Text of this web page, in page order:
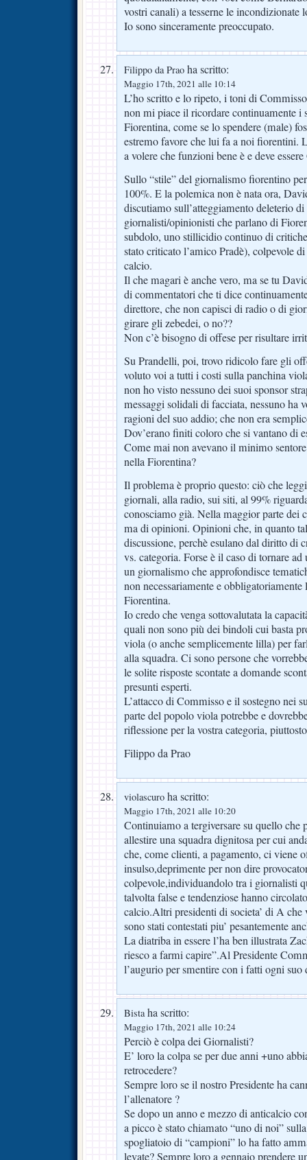
vostri canali) a tesserne le incondizionate
Io sono sinceramente preoccupato.
Filippo da Prao ha scritto:
Maggio 17th, 2021 alle 10:14
L’ho scritto e lo ripeto, i toni di
non mi piace il ricordare continuamente i
Fiorentina, come se lo spendere (male)
estremo favore che lui fa a noi fiorentini.
a volere che funzioni bene è e deve
Sullo “stile” del giornalismo fiorentino
100%. E la polemica non è nata ora,
discutiamo sull’atteggiamento deleterio
giornalisti/opinionisti che parlano di
subdolo, uno stillicidio continuo di
stato criticato l’amico Pradè), colpevole
calcio.
Il che magari è anche vero, ma se tu
di commentatori che ti dice
direttore, che non capisci di radio o di
girare gli zebedei, o no??
Non c’è bisogno di offese per risultare
Su Prandelli, poi, trovo ridicolo fare gli
voluto voi a tutti i costi sulla panchina
non ho visto nessuno dei suoi sponsor
messaggi solidali di facciata, nessuno ha
ragioni del suo addio; che non era
Dov’erano finiti coloro che si vantano di
Come mai non avevano il minimo sentore
nella Fiorentina?
Il problema è proprio questo: ciò che
giornali, alla radio, sui siti, al 99%
conosciamo già. Nella maggior parte dei
ma di opinioni. Opinioni che, in quanto
discussione, perchè esulano dal diritto di
vs. categoria. Forse è il caso di tornare
un giornalismo che approfondisce
non necessariamente e
Fiorentina.
Io credo che venga sottovalutata la
quali non sono più dei bindoli cui basta
viola (o anche semplicemente lilla) per
alla squadra. Ci sono persone che
le solite risposte scontate a domande
presunti esperti.
L’attacco di Commisso e il sostegno nei
parte del popolo viola potrebbe e
riflessione per la vostra categoria,
Filippo da Prao
violascuro ha scritto:
Maggio 17th, 2021 alle 10:20
Continuiamo a tergiversare su quello che
allestire una squadra dignitosa per cui
che, come clienti, a pagamento, ci viene
insulso,deprimente per non dire
colpevole,individuandolo tra i giornalisti
talvolta false e tendenziose hanno
calcio.Altri presidenti di societa’ di A che
sono stati contestati piu’ pesantemente
La diatriba in essere l’ha ben illustrata
riesco a farmi capire”.Al Presidente
l’augurio per smentire con i fatti ogni
Bistaha scritto:
Maggio 17th, 2021 alle 10:24
Perciò è colpa dei Giornalisti?
E’ loro la colpa se per due anni +uno
retrocedere?
Sempre loro se il nostro Presidente ha
l’allenatore ?
Se dopo un anno e mezzo di anticalcio
a picco è stato chiamato “uno di noi”
spogliatoio di “campioni” lo ha fatto
levate? Sempre loro a gennaio prendere